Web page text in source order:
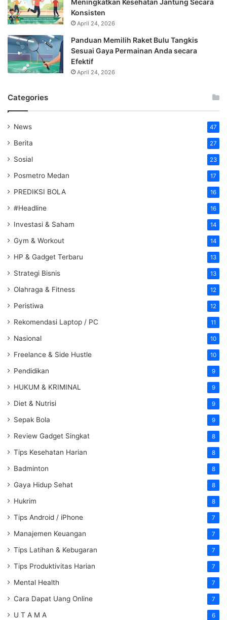
Meningkatkan Kesehatan Jantung Secara
Konsisten
April 24, 2026
Panduan Memilih Raket Bulu Tangkis
Sesuai Gaya Permainan Anda secara
Efektif
April 24, 2026
Categories
News 47
Berita 27
Sosial 23
Posmetro Medan 17
PREDIKSI BOLA 16
#Headline 16
Investasi & Saham 14
Gym & Workout 14
HP & Gadget Terbaru 13
Strategi Bisnis 13
Olahraga & Fitness 12
Peristiwa 12
Rekomendasi Laptop / PC 11
Nasional 10
Freelance & Side Hustle 10
Pendidikan 9
HUKUM & KRIMINAL 9
Diet & Nutrisi 9
Sepak Bola 9
Review Gadget Singkat 8
Tips Kesehatan Harian 8
Badminton 8
Gaya Hidup Sehat 8
Hukrim 8
Tips Android / iPhone 7
Manajemen Keuangan 7
Tips Latihan & Kebugaran 7
Tips Produktivitas Harian 7
Mental Health 7
Cara Dapat Uang Online 7
U T A M A 6